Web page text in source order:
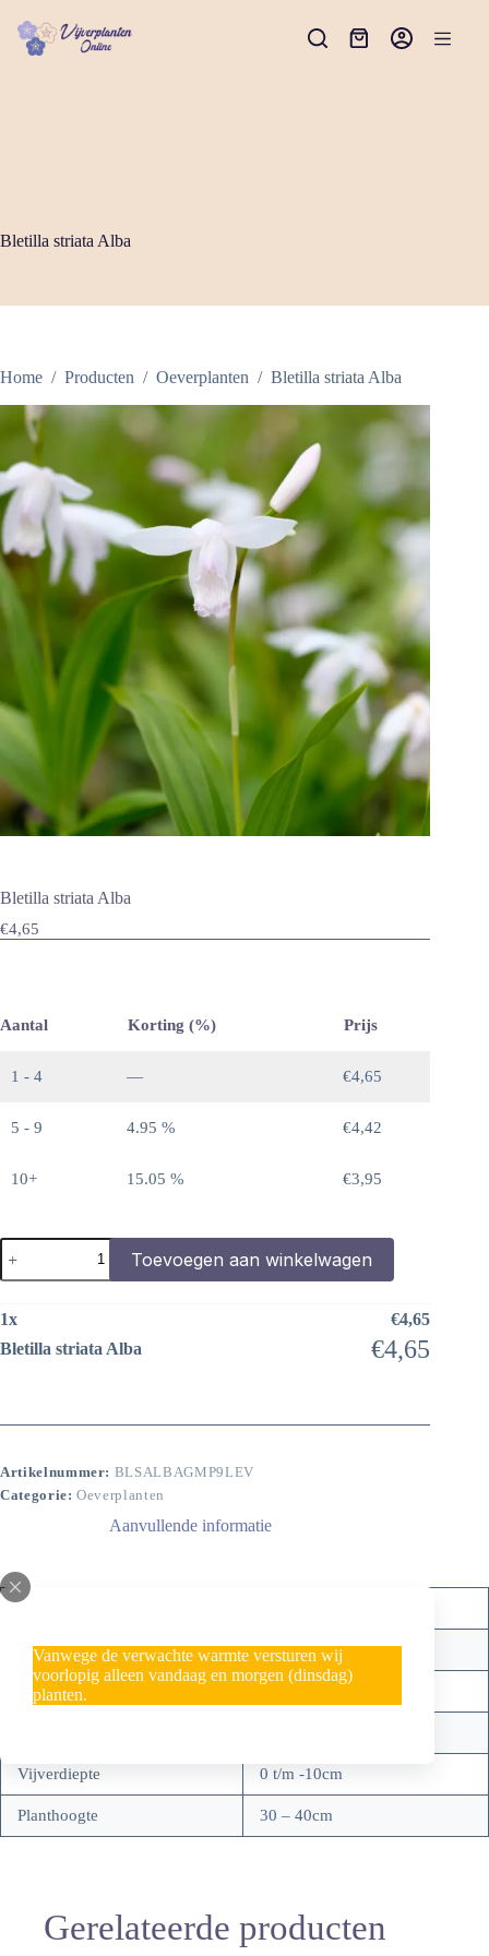
naar
Vanwege de verwachte warmte versturen wij
voorlopig alleen vandaag en morgen (dinsdag)
planten.
Winkelwagen
Bletilla striata Alba
Home / Producten / Oeverplanten / Bletilla striata Alba
Bletilla striata Alba
€4,65
Aantal Korting (%) Prijs
1 - 4 — €4,65
5 - 9 4.95 % €4,42
10+ 15.05 % €3,95
Bletilla
striata
Alba
Toevoegen aan winkelwagen
1x €4,65
Bletilla striata Alba
€4,65
Artikelnummer: BLSALBAGMP9LEV
Categorie:Oeverplanten
Aanvullende informatie
Nederlandse naam
Zone 1
Standplaats Zon/halfzon
Vijverdiepte 0 t/m -10cm
Planthoogte 30 – 40cm
Gerelateerde producten